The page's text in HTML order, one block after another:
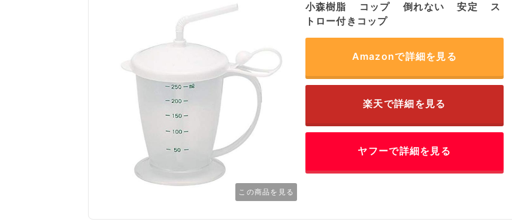
この商品を見る
小森樹脂 コップ 倒れない 安定 ス
トロー付きコップ
Amazonで詳細を見る
楽天で詳細を見る
ヤフーで詳細を見る